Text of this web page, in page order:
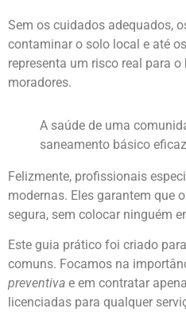
Sem os cuidados adequados,
contaminar o solo local e até
representa um risco real para
moradores.
A saúde de uma
saneamento básico
Felizmente, profissionais
modernas. Eles garantem que
segura, sem colocar ninguém
Este guia prático foi criado
comuns. Focamos na
preventiva e em contratar
licenciadas para qualquer